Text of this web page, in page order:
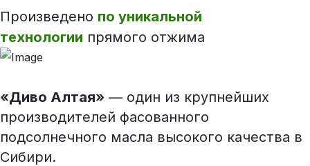
Произведено по уникальной
технологии прямого отжима
«Диво Алтая» — один из крупнейших
производителей фасованного
подсолнечного масла высокого качества в
Сибири.